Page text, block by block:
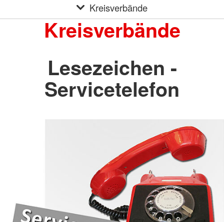
Kreisverbände
Kreisverbände
Lesezeichen -
Servicetelefon